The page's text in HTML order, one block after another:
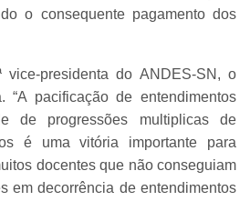
o consequente pagamento dos
vice-presidenta do ANDES-SN, o
“A pacificação de entendimentos
de progressões multiplicas de
é uma vitória importante para
docentes que não conseguiam
em decorrência de entendimentos